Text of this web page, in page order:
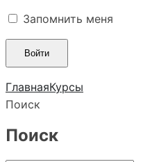
Запомнить меня
ГлавнаяКурсы
Поиск
Поиск